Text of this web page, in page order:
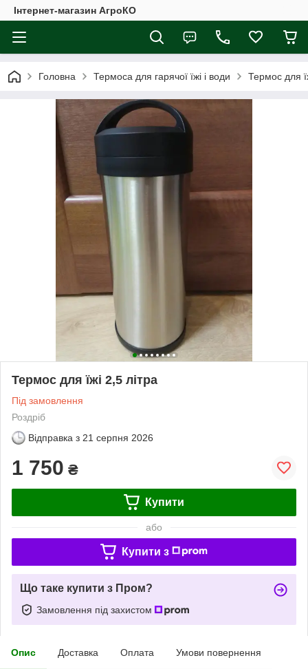
Інтернет-магазин АгроКО
Головна Термоса для гарячої їжі і води Термос для
Термос для їжі 2,5 літра
Під замовлення
Роздріб
Відправка з 21 серпня 2026
1 750 ₴
Купити
або
Купити з
Що таке купити з Пром?
Замовлення під захистом
Опис Доставка Оплата Умови повернення